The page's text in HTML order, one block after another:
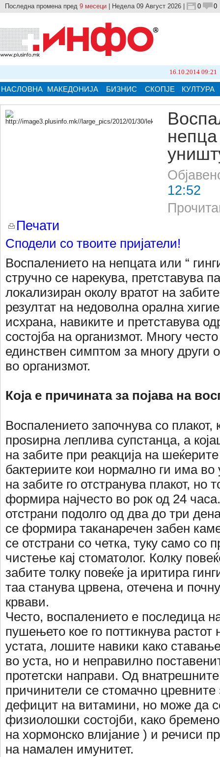
Последна промена пред 9 месеци | Недела 09 Август 2026 | 0 0
16.10.2014 09:21 Бројот на
НАСЛОВНА МАКЕДОНИЈА БИЗНИС СКОПЈЕ КУЛТУРА
непца
12:52
Печати
Сподели со твоите пријатели!
Воспалението на непцата или “
стручно се нарекува, претставува
локализиран околу вратот на
резултат на недоволна орална
исхрана, навиките и претставува
состојба на организмот. Многу
единствен симптом за многу други
во организмот.
Која е причината за појава на
Воспалението започнува со плакот,
проѕирна леплива супстанца, а
на забите при реакција на
бактериите кои нормално ги има
на забите го отстранува плакот, но
формира најчесто во рок од 24
отстрани подолго од два до три
се формира таканаречен забен
се отстрани со четка, туку само со
чистење кај стоматолог. Колку
забите толку повеќе ја иритира
таа станува црвена, отечена и
крвави.
Често, воспалението е последица
пушењето кое го поттикнува растот
устата, лошите навики како
во уста, но и неправилно
протетски направи. Од
причинители се стомачно
дефицит на витамини, но може да
физиолошки состојби, како
на хормонско влијание ) и речиси
на намален имунитет.